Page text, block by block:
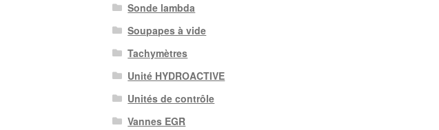
Sonde lambda
Soupapes à vide
Tachymètres
Unité HYDROACTIVE
Unités de contrôle
Vannes EGR